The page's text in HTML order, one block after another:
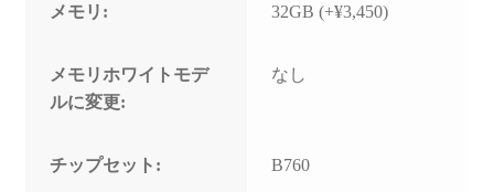
メモリ: 32GB (+¥3,450)
メモリホワイトモデ
ルに変更:
なし
チップセット: B760